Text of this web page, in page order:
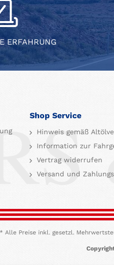
ERFAHRUNG
Shop Service
Hinweis gemäß
Information zur
Vertrag widerrufen
Versand und
* Alle Preise inkl. gesetzl.